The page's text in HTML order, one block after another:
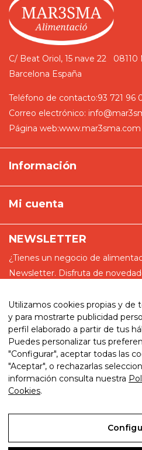
C/ Beat Oriol, 15 nave 22
08110
Barcelona España
Teléfono de contacto:93 721 96
Correo electrónico:
Página web:www.mar3sma.com
Información
Mi cuenta
NEWSLETTER
¿Tienes un negocio de
Newsletter. Disfruta de
He leído y acepto la política de
© 2026. My
Utilizamos cookies propias y de
y para mostrarte publicidad
perfil elaborado a partir de tus
Puedes personalizar tus
"Configurar", aceptar todas las
"Aceptar", o rechazarlas
información consulta nuestra
Cookies.
Aviso